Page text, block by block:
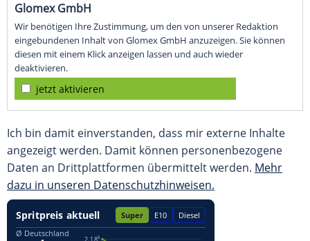
Glomex GmbH
Wir benötigen Ihre Zustimmung, um den von unserer Redaktion
eingebundenen Inhalt von Glomex GmbH anzuzeigen. Sie können
diesen mit einem Klick anzeigen lassen und auch wieder
deaktivieren.
jetzt aktivieren
Ich bin damit einverstanden, dass mir externe Inhalte
angezeigt werden. Damit können personenbezogene
Daten an Drittplattformen übermittelt werden. Mehr
dazu in unseren Datenschutzhinweisen.